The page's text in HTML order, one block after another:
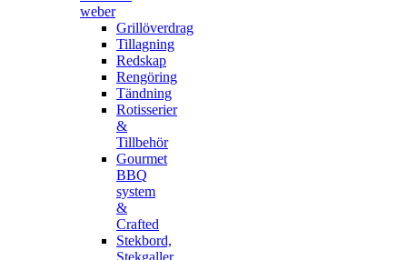
weber
Grillöverdrag
Tillagning
Redskap
Rengöring
Tändning
Rotisserier
&
Tillbehör
Gourmet
BBQ
system
&
Crafted
Stekbord,
Stekgaller